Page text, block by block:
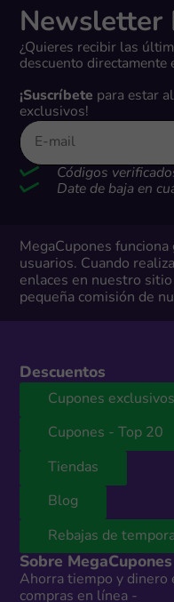
Newsletter
¿Quieres recibir las
descuento directamente
¡Suscríbete para estar
exclusivos!
Códigos
Date de baja en
MegaCupones funciona
usuarios. Cuando
enlaces en nuestro
pequeña comisión de
Descuentos
Cupones exclusivos
Cupones - Top 20
Tiendas
Blog
Rebajas de
Sobre MegaCupones
Ahorra tiempo y dinero
compras en línea -